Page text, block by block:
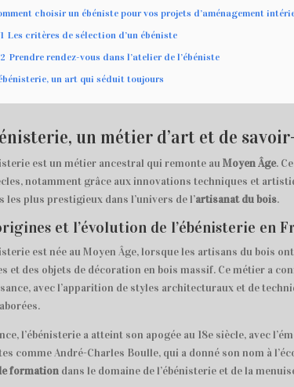
choisir un ébéniste pour vos projets d’aménagement
Les critères de sélection d’un ébéniste
Prendre rendez-vous dans l’atelier de l’ébéniste
un art qui séduit toujours
un métier d’art et de
est un métier ancestral qui remonte auMoyen Âge.
notamment grâce aux innovations techniques et
les plus prestigieux dans l’univers de l’artisanat du bois.
et l’évolution de l’ébénisterie en
est née au Moyen Âge, lorsque les artisans du bois
et des objets de décoration en bois massif. Ce métier a
avec l’apparition de styles architecturaux et de
l’ébénisterie a atteint son apogée au 18e siècle, avec
comme André-Charles Boulle, qui a donné son nom à
formation dans le domaine de l’ébénisterie et de la